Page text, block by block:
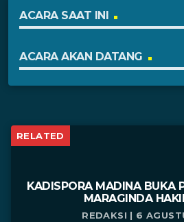
ACARA SAAT INI
ACARA AKAN DATANG
RELATED
KADISPORA MADINA BUKA
MARAGINDA
REDAKSI | 6